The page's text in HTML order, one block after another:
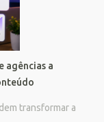
agências a
transformar a